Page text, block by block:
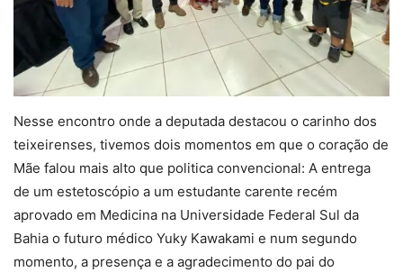
Nesse encontro onde a deputada destacou o carinho dos
teixeirenses, tivemos dois momentos em que o coração de
Mãe falou mais alto que politica convencional: A entrega
de um estetoscópio a um estudante carente recém
aprovado em Medicina na Universidade Federal Sul da
Bahia o futuro médico Yuky Kawakami e num segundo
momento, a presença e a agradecimento do pai do